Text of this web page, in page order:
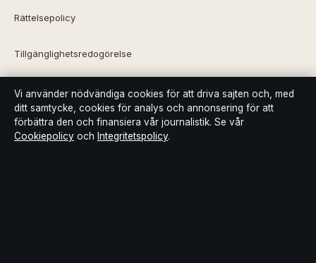
Rättelsepolicy
Tillgänglighetsredogörelse
Integritetspolicy
Kändisar & integritet
Vi använder nödvändiga cookies för att driva sajten och, med
ditt samtycke, cookies för analys och annonsering för att
förbättra den och finansiera vår journalistik. Se vår
Cookiepolicy och Integritetspolicy.